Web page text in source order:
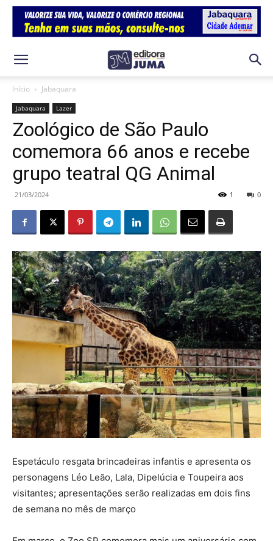
Início Jabaquara
Jabaquara Lazer
Zoológico de São Paulo
comemora 66 anos e recebe
grupo teatral QG Animal
21/03/2024 0
1
Espetáculo resgata brincadeiras infantis e apresenta os
personagens Léo Leão, Lala, Dipelúcia e Toupeira aos
visitantes; apresentações serão realizadas em dois fins
de semana no mês de março